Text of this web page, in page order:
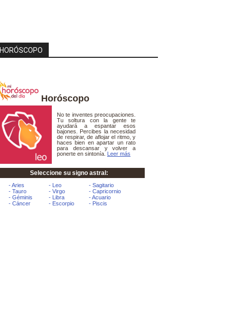
HORÓSCOPO
Horóscopo